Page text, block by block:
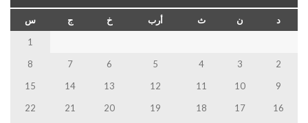
د ن ث أرب خ ج
س
1
2
3
4
5
6
7
8
9
10
11
12
13
14
15
16
17
18
19
20
21
22